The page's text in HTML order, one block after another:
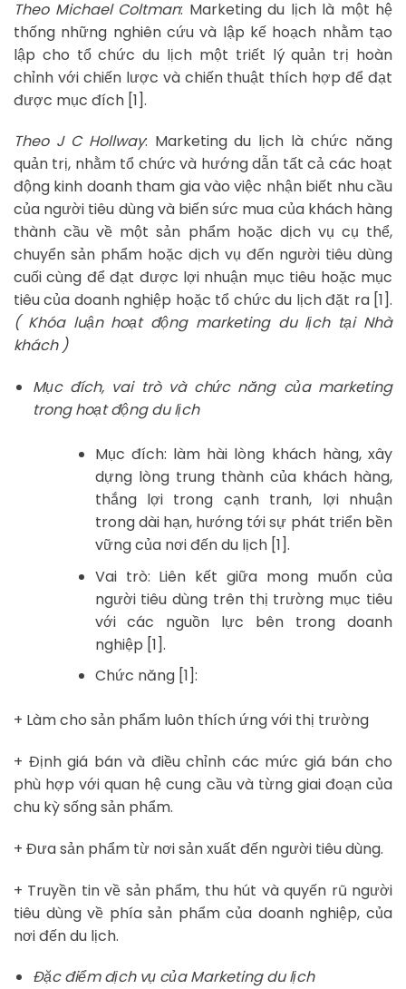
Theo Michael Coltman: Marketing du lịch là một hệ
thống những nghiên cứu và lập kế hoạch nhằm tạo
lập cho tổ chức du lịch một triết lý quản trị hoàn
chỉnh với chiến lược và chiến thuật thích hợp để đạt
được mục đích [1].
Theo J C Hollway: Marketing du lịch là chức năng
quản trị, nhằm tổ chức và hướng dẫn tất cả các hoạt
động kinh doanh tham gia vào việc nhận biết nhu cầu
của người tiêu dùng và biến sức mua của khách hàng
thành cầu về một sản phẩm hoặc dịch vụ cụ thể,
chuyển sản phẩm hoặc dịch vụ đến người tiêu dùng
cuối cùng để đạt được lợi nhuận mục tiêu hoặc mục
tiêu của doanh nghiệp hoặc tổ chức du lịch đặt ra [1].
( Khóa luận hoạt động marketing du lịch tại Nhà
khách )
Mục đích, vai trò và chức năng của marketing
trong hoạt động du lịch
Mục đích: làm hài lòng khách hàng, xây
dựng lòng trung thành của khách hàng,
thắng lợi trong cạnh tranh, lợi nhuận
trong dài hạn, hướng tới sự phát triển bền
vững của nơi đến du lịch [1].
Vai trò: Liên kết giữa mong muốn của
người tiêu dùng trên thị trường mục tiêu
với các nguồn lực bên trong doanh
nghiệp [1].
Chức năng [1]:
+ Làm cho sản phẩm luôn thích ứng với thị trường
+ Định giá bán và điều chỉnh các mức giá bán cho
phù hợp với quan hệ cung cầu và từng giai đoạn của
chu kỳ sống sản phẩm.
+ Đưa sản phẩm từ nơi sản xuất đến người tiêu dùng.
+ Truyền tin về sản phẩm, thu hút và quyến rũ người
tiêu dùng về phía sản phẩm của doanh nghiệp, của
nơi đến du lịch.
Đặc điểm dịch vụ của Marketing du lịch